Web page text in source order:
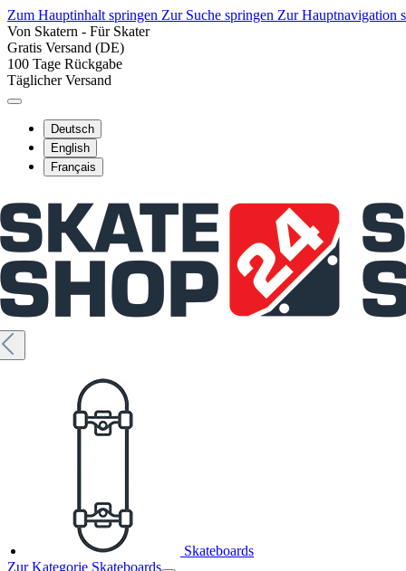
Zum Hauptinhalt springen Zur Suche springen Zur Hauptnavigation
Von Skatern - Für Skater
Gratis Versand (DE)
100 Tage Rückgabe
Täglicher Versand
Deutsch
English
Français
Skateboards
Zur Kategorie Skateboards